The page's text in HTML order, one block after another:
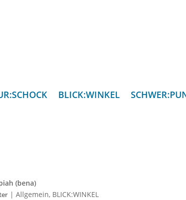
BLICK:WINKEL
(bena)
|Allgemein, BLICK:WINKEL